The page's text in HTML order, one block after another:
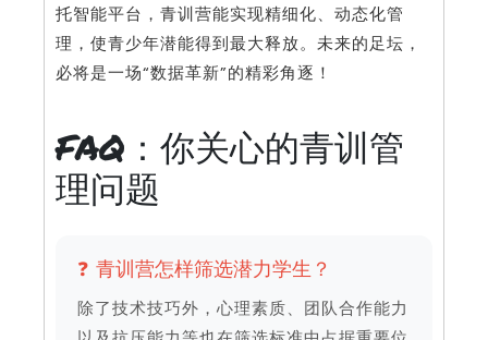
托智能平台，青训营能实现精细化、动态化管
理，使青少年潜能得到最大释放。未来的足坛，
必将是一场“数据革新”的精彩角逐！
FAQ：你关心的青训管
理问题
❓ 青训营怎样筛选潜力学生？
除了技术技巧外，心理素质、团队合作能力